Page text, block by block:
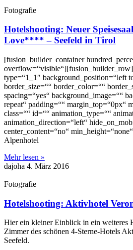
Fotografie
Hotelshooting: Neuer
Love**** – Seefeld in Tirol
[fusion_builder_container
type=“1_1″ background_position=“left
border_size=““ border_color=““
spacing=“yes“ background_image=““
repeat“ padding=““ margin_top=“0px“
class=““ id=““ animation_type=““
animation_direction=“left“
center_content=“no“
Alpenhotel
Mehr lesen »
dajoha 4. März 2016
Fotografie
Hotelshooting: Aktivhotel
Hier ein kleiner Einblick in ein weiteres
Zimmer des schönen 4-Sterne-Hotels
Seefeld.